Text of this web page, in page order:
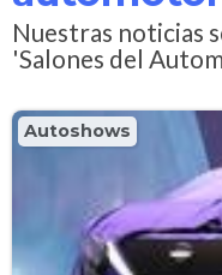
Nuestras noticias
'Salones del
Autoshows